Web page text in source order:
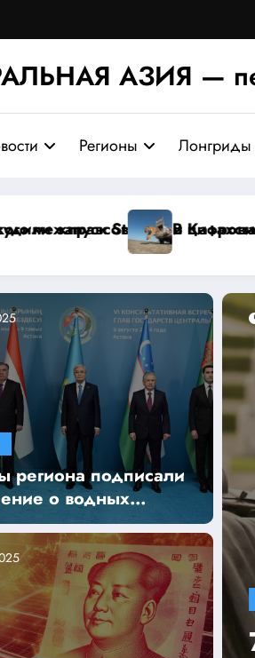
АЗИЯ —
Регионы Лонгриды
самку амурского
Михаил
региона подписали
о водных
на саммите в